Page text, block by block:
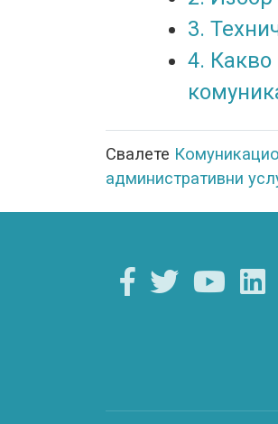
3.
4.
Свалете
административни